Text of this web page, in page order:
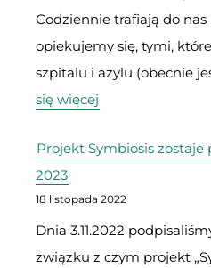
Codziennie trafiają do
opiekujemy się, tymi,
szpitalu i azylu (obecnie
się więcej
Ptasim
w
tym
tygodniu
Projekt Symbiosis zostaje
2023
18 listopada 2022
Dnia 3.11.2022
związku z czym projekt